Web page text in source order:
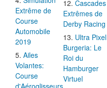
Extrême de
Course
Automobile
2019
Ailes
Volantes:
Course
d'Aéroglisseurs
Cascades
Extrêmes de
Derby Racing
Ultra Pixel
Burgeria: Le
Roi du
Hamburger
Virtuel